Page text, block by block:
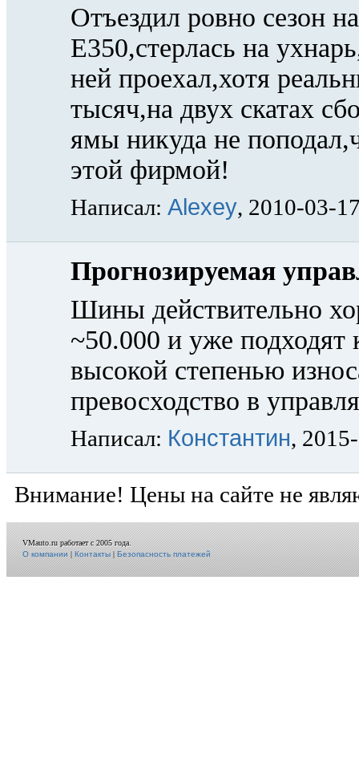
Отъездил ровно сезон
Е350,стерлась на
ней проехал,хотя
тысяч,на двух скатах
ямы никуда не
этой фирмой!
Написал: Alexey, 2010-03-
Прогнозируемая
Шины действительно
~50.000 и уже подходят
высокой степенью
превосходство в
Написал: Константин,
Внимание! Цены на сайте не
VMauto.ru работает с 2005 года.
О компании|Контакты|Безопасность платежей